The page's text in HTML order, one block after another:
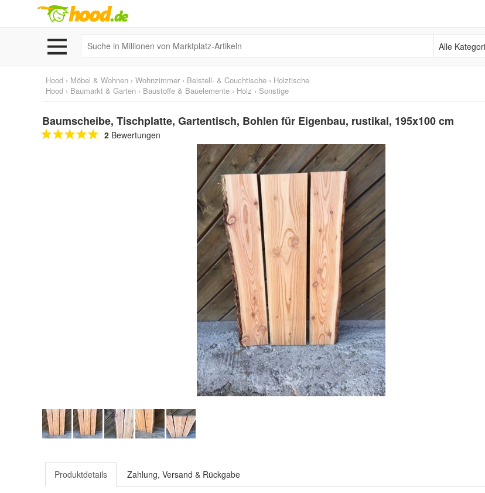
Alle Kategorien
Hood › Möbel & Wohnen › Wohnzimmer › Beistell- & Couchtische › Holztische
Hood › Baumarkt & Garten › Baustoffe & Bauelemente › Holz › Sonstige
Baumscheibe, Tischplatte, Gartentisch, Bohlen für Eigenbau, rustikal, 195x100 cm
2 Bewertungen
Produktdetails Zahlung, Versand & Rückgabe